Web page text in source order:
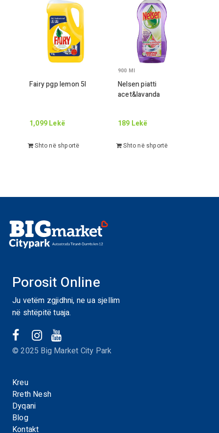
Fairy pgp lemon5l
1,099Lekë
Shto në shportë
Nelsen piatti
acet&lavanda
900 Ml
189 Lekë
Shto në shportë
Porosit Online
Ju vetëm zgjidhni, ne ua sjellim
në shtëpitë tuaja.
© 2025 Big Market City Park
Kreu
Rreth Nesh
Dyqani
Blog
Kontakt